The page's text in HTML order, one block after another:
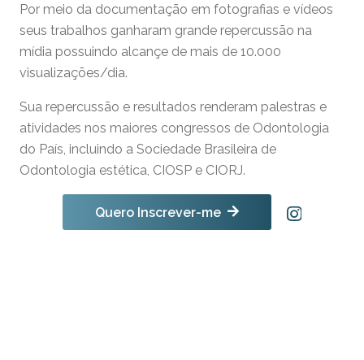
Por meio da documentação em fotografias e vídeos
seus trabalhos ganharam grande repercussão na
mídia possuindo alcançe de mais de 10.000
visualizações/dia.
Sua repercussão e resultados renderam palestras e
atividades nos maiores congressos de Odontologia
do País, incluindo a Sociedade Brasileira de
Odontologia estética, CIOSP e CIORJ.
Quero Inscrever-me